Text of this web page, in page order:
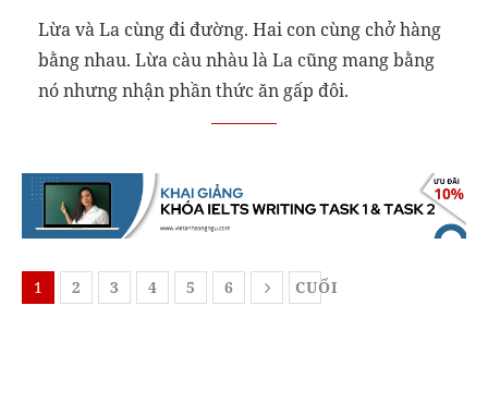
Lừa và La cùng đi đường. Hai con cùng chở hàng
bằng nhau. Lừa càu nhàu là La cũng mang bằng
nó nhưng nhận phần thức ăn gấp đôi.
1 2 3 4 5 6 CUỐI